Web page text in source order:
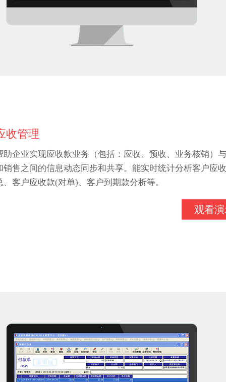
收管理
助企业实现应收款业务（包括：应收、预收、业务核销）
销售之间的信息动态同步和共享。能实时统计分析客户应
、客户应收款(对单)、客户到期款分析等。
观看